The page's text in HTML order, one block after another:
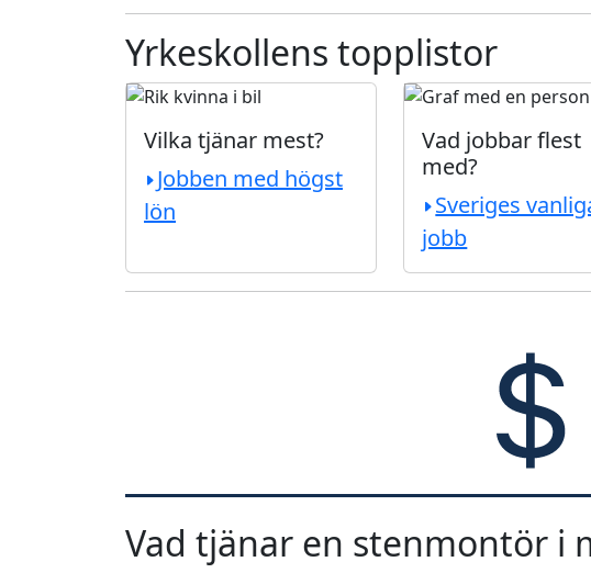
Yrkeskollens topplistor
Vilka tjänar mest?
Jobben med högst
lön
Vad jobbar flest
med?
Sveriges
jobb
Vad tjänar en stenmontör i